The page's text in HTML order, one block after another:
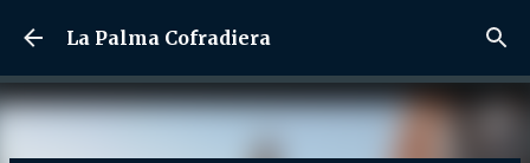
Ir al contenido principal
La Palma Cofradiera